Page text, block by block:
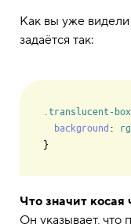
Как вы уже
задаётся так:
.translucent-box
background :
Что значит косая
Он указывает, что